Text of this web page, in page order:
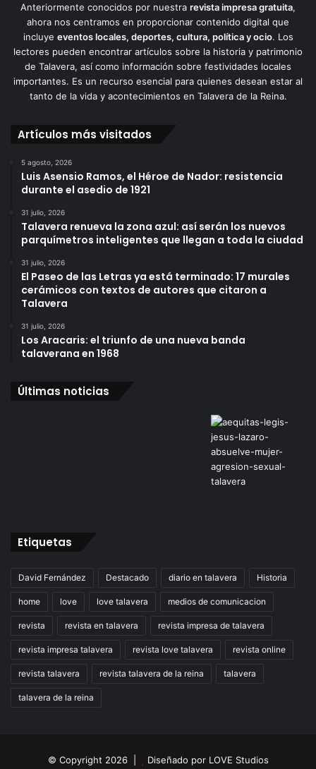
Anteriormente conocidos por nuestra revista impresa gratuita,
ahora nos centramos en proporcionar contenido digital que
incluye eventos locales, deportes, cultura, política y ocio. Los
lectores pueden encontrar artículos sobre la historia y patrimonio
de Talavera, así como información sobre festividades locales
importantes. Es un recurso esencial para quienes desean estar al
tanto de la vida y acontecimientos en Talavera de la Reina.
Artículos más visitados
5 agosto, 2026
Luis Asensio Ramos, el Héroe de Nador: resistencia
durante el asedio de 1921
31 julio, 2026
Talavera renueva la zona azul: así serán los nuevos
parquímetros inteligentes que llegan a toda la ciudad
31 julio, 2026
El Paseo de las Letras ya está terminado: 17 murales
cerámicos con textos de autores que citaron a
Talavera
31 julio, 2026
Los Aracaris: el triunfo de una nueva banda
talaverana en 1968
Últimas noticias
Etiquetas
David Fernández Destacado diario en talavera Historia
home love love talavera medios de comunicacion
revista revista en talavera revista impresa de talavera
revista impresa talavera revista love talavera revista online
revista talavera revista talavera de la reina talavera
talavera de la reina
© Copyright 2026 | Diseñado por LOVE Studios